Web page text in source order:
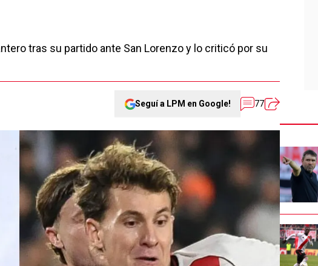
tras su partido ante San Lorenzo y lo criticó por su
Seguí a LPM en Google! 77